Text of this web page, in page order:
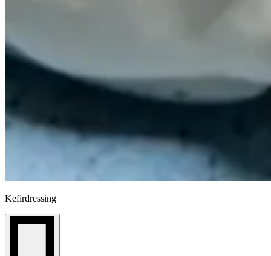
Kefirdressing